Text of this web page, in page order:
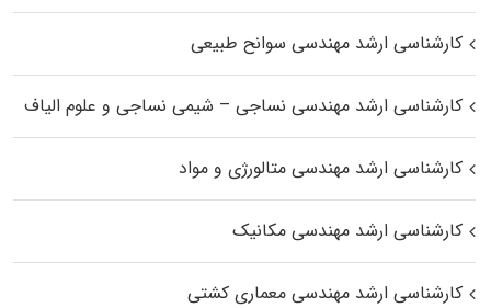
کارشناسی ارشد مهندسی سوانح طبیعی
کارشناسی ارشد مهندسی نساجی – شیمی نساجی و علوم الیاف
کارشناسی ارشد مهندسی متالورژی و مواد
کارشناسی ارشد مهندسی مکانیک
کارشناسی ارشد مهندسی معماری کشتی